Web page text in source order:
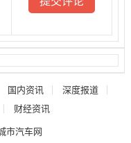
国内资讯
深度报道
财经资讯
市汽车网